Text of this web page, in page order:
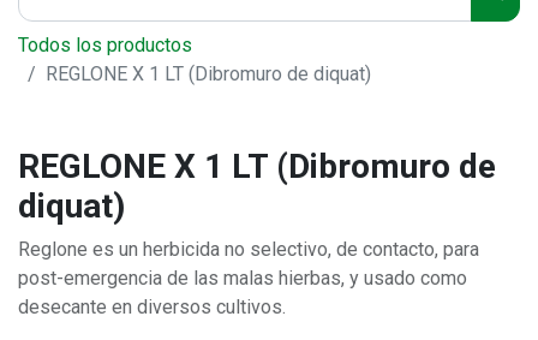
Todos los productos
REGLONE X 1 LT (Dibromuro de diquat)
REGLONE X 1 LT (Dibromuro de
diquat)
Reglone es un herbicida no selectivo, de contacto, para
post-emergencia de las malas hierbas, y usado como
desecante en diversos cultivos.